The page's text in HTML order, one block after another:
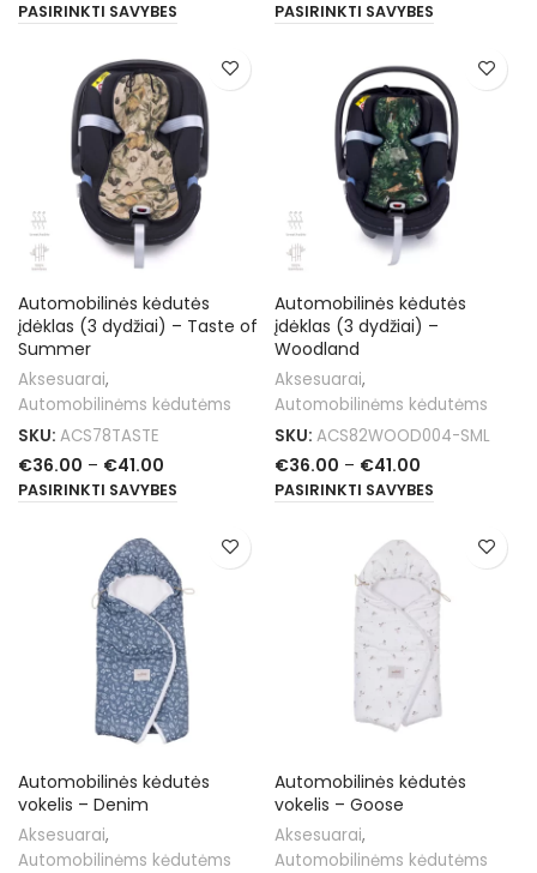
PASIRINKTI SAVYBES PASIRINKTI SAVYBES
Automobilinės kėdutės
įdėklas (3 dydžiai) – Taste of
Summer
Aksesuarai,
Automobilinėms kėdutėms
SKU: ACS78TASTE
€36.00 – €41.00
PASIRINKTI SAVYBES
Automobilinės kėdutės
įdėklas (3 dydžiai) –
Woodland
Aksesuarai,
Automobilinėms kėdutėms
SKU: ACS82WOOD004-SML
€36.00 – €41.00
PASIRINKTI SAVYBES
Automobilinės kėdutės
vokelis – Denim
Aksesuarai,
Automobilinėms kėdutėms
Automobilinės kėdutės
vokelis – Goose
Aksesuarai,
Automobilinėms kėdutėms